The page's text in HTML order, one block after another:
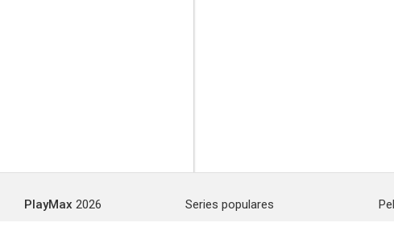
PlayMax 2026
Series populares